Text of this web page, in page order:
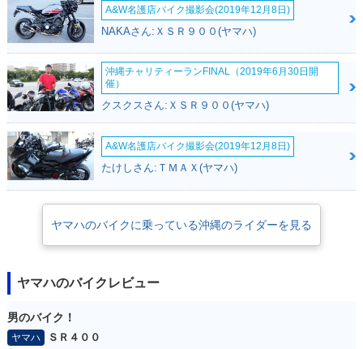
A&W名護店バイク撮影会(2019年12月8日)
NAKAさん:ＸＳＲ９００(ヤマハ)
沖縄チャリティーランFINAL（2019年6月30日開
催）
クスクスさん:ＸＳＲ９００(ヤマハ)
A&W名護店バイク撮影会(2019年12月8日)
たけしさん:ＴＭＡＸ(ヤマハ)
ヤマハのバイクに乗っている沖縄のライダーを見る
ヤマハのバイクレビュー
男のバイク！
ヤマハ
ＳＲ４００